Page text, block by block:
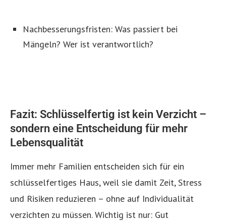
Nachbesserungsfristen: Was passiert bei
Mängeln? Wer ist verantwortlich?
Fazit: Schlüsselfertig ist kein Verzicht –
sondern eine Entscheidung für mehr
Lebensqualität
Immer mehr Familien entscheiden sich für ein
schlüsselfertiges Haus, weil sie damit Zeit, Stress
und Risiken reduzieren – ohne auf Individualität
verzichten zu müssen. Wichtig ist nur: Gut